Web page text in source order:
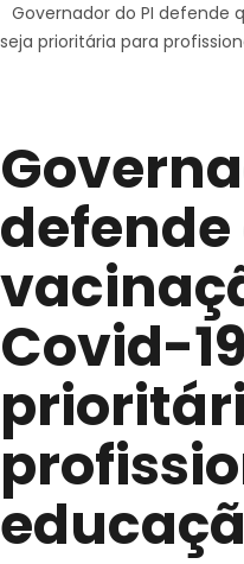
Governador do PI defende
seja prioritária para
Covid-